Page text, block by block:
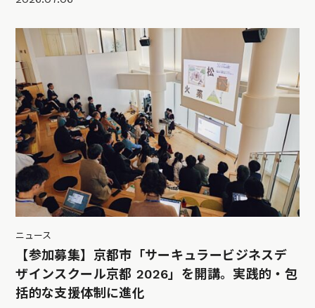
ニュース
【参加募集】京都市「サーキュラービジネスデ
ザインスクール京都 2026」を開講。実践的・包
括的な支援体制に進化